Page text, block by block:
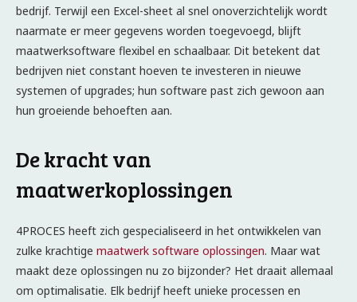
bedrijf. Terwijl een Excel-sheet al snel onoverzichtelijk wordt
naarmate er meer gegevens worden toegevoegd, blijft
maatwerksoftware flexibel en schaalbaar. Dit betekent dat
bedrijven niet constant hoeven te investeren in nieuwe
systemen of upgrades; hun software past zich gewoon aan
hun groeiende behoeften aan.
De kracht van
maatwerkoplossingen
4PROCES heeft zich gespecialiseerd in het ontwikkelen van
zulke krachtige maatwerk software oplossingen. Maar wat
maakt deze oplossingen nu zo bijzonder? Het draait allemaal
om optimalisatie. Elk bedrijf heeft unieke processen en